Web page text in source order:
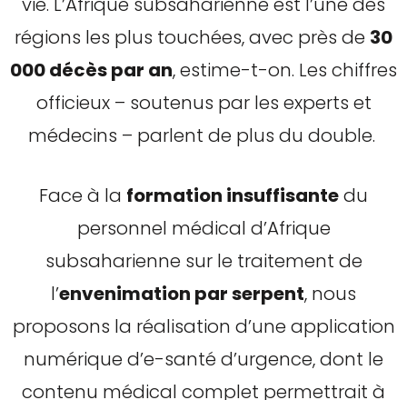
régions les plus touchées, avec près de 30
000 décès par an, estime-t-on. Les chiffres
officieux – soutenus par les experts et
médecins – parlent de plus du double.
Face à la formation insuffisantedu
personnel médical d’Afrique
subsaharienne sur le traitement de
l’envenimation par serpent, nous
proposons la réalisation d’une application
numérique d’e-santé d’urgence, dont le
contenu médical complet permettrait à